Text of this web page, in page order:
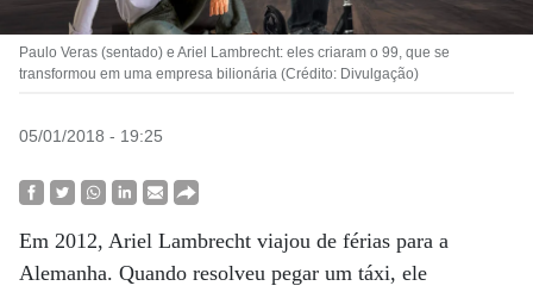
Paulo Veras (sentado) e Ariel Lambrecht: eles criaram o 99, que se
transformou em uma empresa bilionária (Crédito: Divulgação)
05/01/2018 - 19:25
Em 2012, Ariel Lambrecht viajou de férias para a
Alemanha. Quando resolveu pegar um táxi, ele